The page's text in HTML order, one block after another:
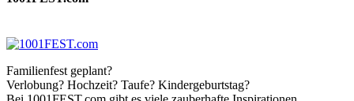
Familienfest geplant?
Verlobung? Hochzeit? Taufe? Kindergeburtstag?